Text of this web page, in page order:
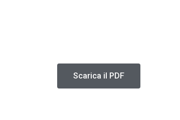
Scarica il PDF